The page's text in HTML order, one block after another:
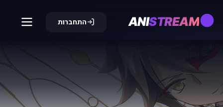
ANISTREAM התחברות